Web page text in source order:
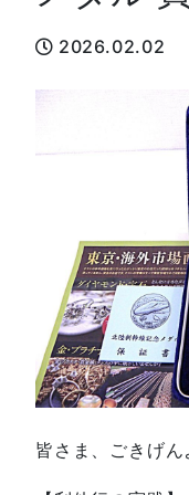
2026.02.02
皆さま、ごきげん